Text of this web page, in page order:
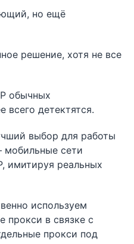
но ещё
решение, хотя не все
обычных
всего детектятся.
выбор для работы
сети
имитируя реальных
используем
прокси в связке с
прокси под